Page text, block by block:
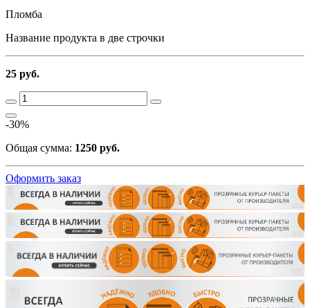
Пломба
Название продукта в две строчки
25 руб.
-30%
Общая сумма: 1250 руб.
Оформить заказ